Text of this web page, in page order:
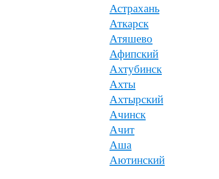
Астрахань
Аткарск
Атяшево
Афипский
Ахтубинск
Ахты
Ахтырский
Ачинск
Ачит
Аша
Аютинский